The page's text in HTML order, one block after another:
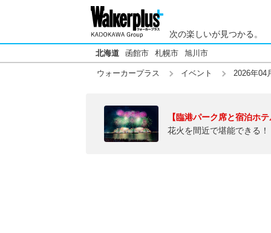
次の楽しいが見つかる。
北海道 函館市 札幌市 旭川市
ウォーカープラス イベント 2026年04
【臨港パーク席と宿泊ホ
花火を間近で堪能できる